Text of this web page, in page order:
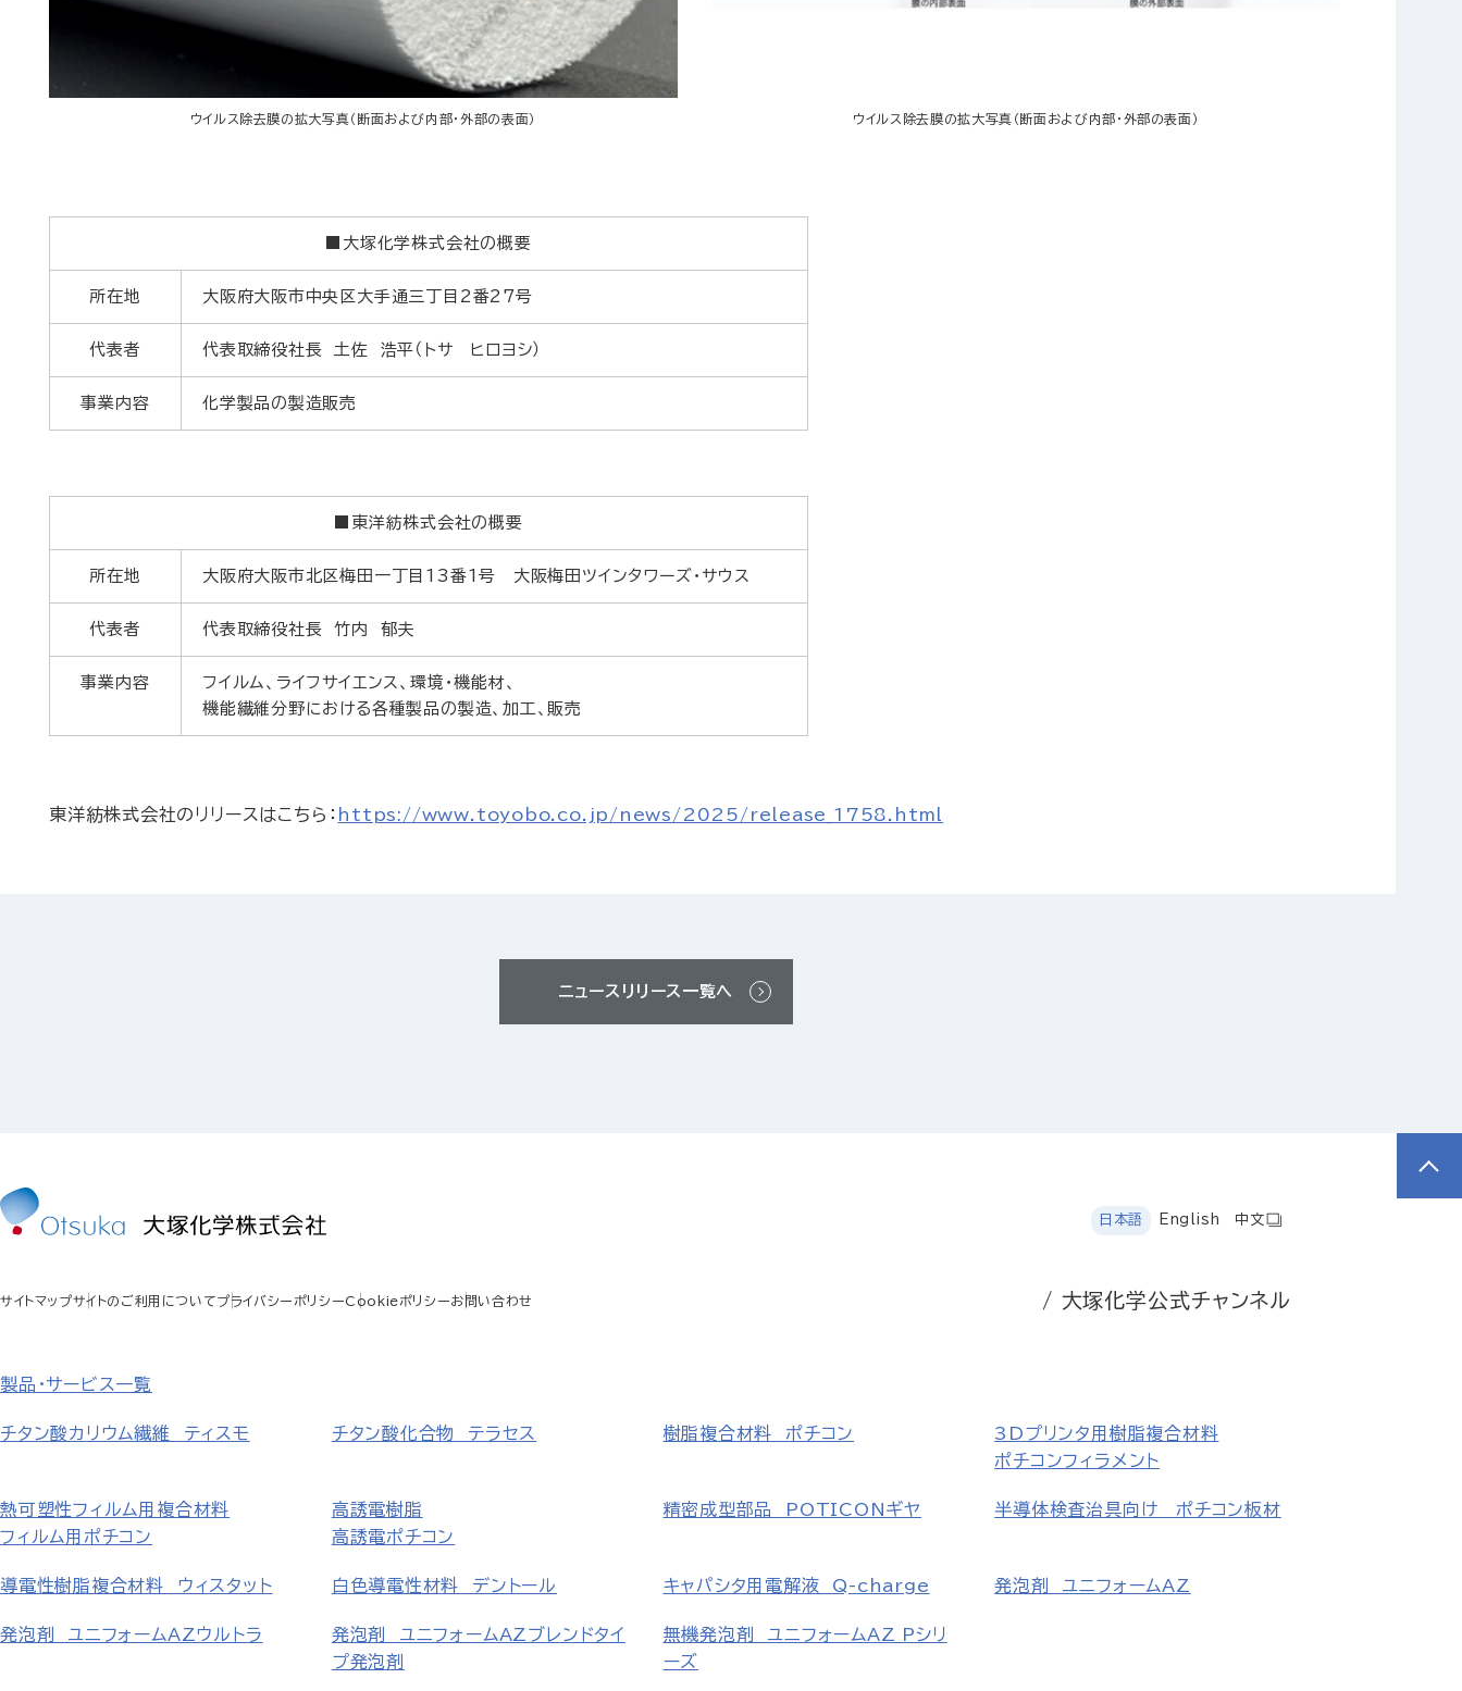
ウイルス除去膜の拡大写真（断面および内部・外部の表面） ウイルス除去膜の拡大写真（断面および内部・外部の表面）
■大塚化学株式会社の概要
所在地 大阪府大阪市中央区大手通三 丁目2番27号
代表者 代表取締役社長 土佐 浩平（トサ ヒロヨシ）
事業内容 化学製品の製造販売
■東洋紡株式会社の概要
所在地 大阪府大阪市北区梅田一丁目13番1号 大阪梅田ツインタワーズ・サウス
代表者 代表取締役社長 竹内 郁夫
事業内容
フイルム、ライフサイエンス、環境・機能材、
機能繊維分野における各種製品の製造、加工、販売
東洋紡株式会社のリリースはこちら： https://www.toyobo.co.jp/news/2025/release_1758.html
ニュースリリース一覧へ
日本語 English 中文
サイトマップサイトのご利用についてプライバシーポリシーCookieポリシーお問い合わせ / 大塚化学公式チャンネル
製品・サービス一覧
チタン酸カリウム繊維 ティスモ チタン酸化合物 テラセス 樹脂複合材料 ポチコン
3Dプリンタ用樹脂複合材料
ポチコンフィラメント
熱可塑性フィルム用複合材料
フィルム用ポチコン
高誘電樹脂
高誘電ポチコン
精密成型部品 POTICONギヤ 半導体検査治具向け ポチコン板材
導電性樹脂複合材料 ウィスタット 白色導電性材料 デントール キャパシタ用電解液 Q-charge 発泡剤 ユニフォームAZ
発泡剤 ユニフォームAZウルトラ
発泡剤 ユニフォームAZブレンドタイ
プ発泡剤
無機発泡剤 ユニフォームAZ Pシリ
ーズ